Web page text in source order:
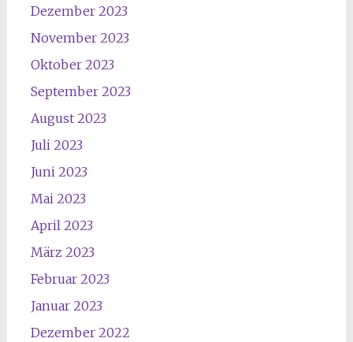
Dezember 2023
November 2023
Oktober 2023
September 2023
August 2023
Juli 2023
Juni 2023
Mai 2023
April 2023
März 2023
Februar 2023
Januar 2023
Dezember 2022